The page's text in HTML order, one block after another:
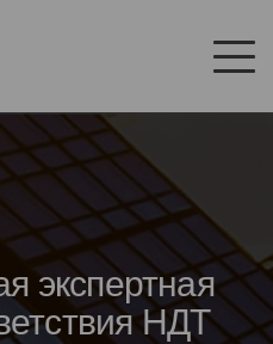
экспертная
НДТ